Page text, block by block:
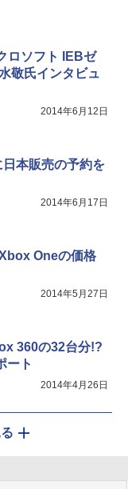
ロソフト IEBゼ
敬氏インタビュ
2014年6月12日
本販売の予約を
2014年6月17日
Oneの価格
2014年5月27日
360の32台分!?
ート
2014年4月26日